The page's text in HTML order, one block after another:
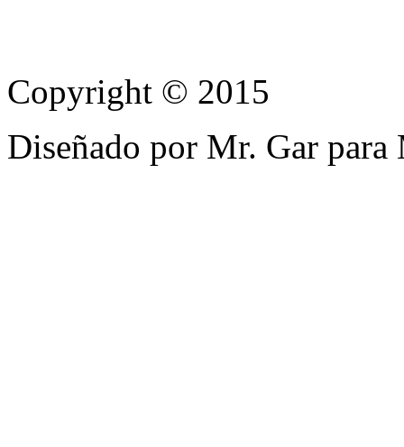
Copyright © 2015
Diseñado por Mr. Gar